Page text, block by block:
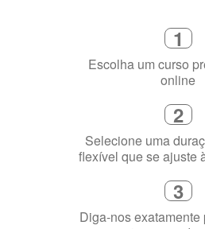
Como
Escolha um curso
online
Selecione uma
flexível que se ajuste